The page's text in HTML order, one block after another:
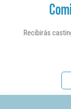
Recibirás